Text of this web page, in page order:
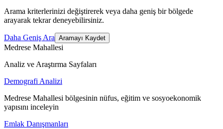
Arama kriterlerinizi değiştirerek veya daha geniş bir bölgede
arayarak tekrar deneyebilirsiniz.
Daha Geniş Ara Aramayı Kaydet
Medrese Mahallesi
Analiz ve Araştırma Sayfaları
Demografi Analizi
Medrese Mahallesi bölgesinin nüfus, eğitim ve sosyoekonomik
yapısını inceleyin
Emlak Danışmanları